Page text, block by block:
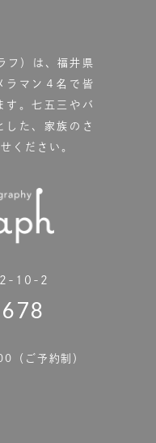
フ）は、福井県
ラマン４名で皆
す。七五三やバ
した、家族のさ
ください。
10-2
（ご予約制）